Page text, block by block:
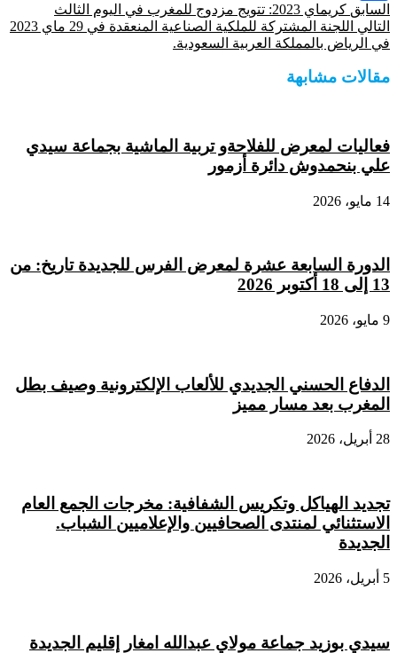
Share
السابق كريماي 2023: تتويج مزدوج للمغرب في اليوم الثالث
التالي
اللجنة المشتركة للملكية الصناعية المنعقدة في 29 ماي 2023
في الرياض بالمملكة العربية السعودية.
مقالات مشابهة
فعاليات لمعرض للفلاحةو تربية الماشية بجماعة سيدي
علي بنحمدوش دائرة أزمور
14 مايو، 2026
الدورة السابعة عشرة لمعرض الفرس للجديدة تاريخ: من
13 إلى 18 أكتوبر 2026
9 مايو، 2026
الدفاع الحسني الجديدي للألعاب الإلكترونية وصيف بطل
المغرب بعد مسار مميز
28 أبريل، 2026
تجديد الهياكل وتكريس الشفافية: مخرجات الجمع العام
الاستثنائي لمنتدى الصحافيين والإعلاميين الشباب.
الجديدة
5 أبريل، 2026
سيدي بوزيد جماعة مولاي عبدالله امغار إقليم الجديدة